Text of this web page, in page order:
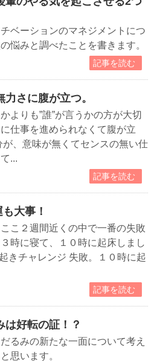
ベーションのマネジメントにつ
悩みと調べたことを書きます。
記事を読む
力さに腹が立つ。
よりも”誰”が言うかの方が大切
仕事を進められなくて腹が立
が、意味が無くてセンスの無い仕
...
記事を読む
大事！
こ２週間近くの中で一番の失敗
時に寝て、１０時に起床しまし
きチャレンジ 失敗。１０時に起
記事を読む
は好転の証！？
るみの新たな一面について考え
思います。